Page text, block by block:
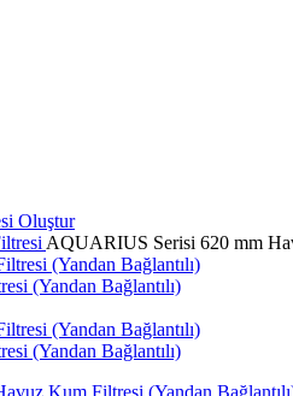
Oluştur
AQUARIUS Serisi 620 mm
(Yandan Bağlantılı)
(Yandan Bağlantılı)